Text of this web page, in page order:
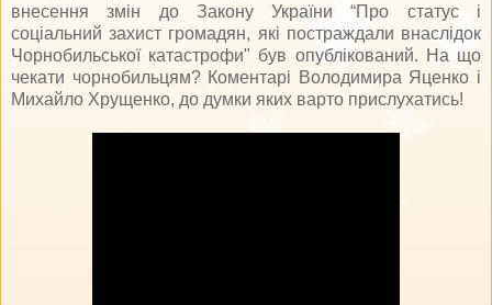
внесення змін до Закону України “Про статус і
соціальний захист громадян, які постраждали внаслідок
Чорнобильської катастрофи" був опублікований. На що
чекати чорнобильцям? Коментарі Володимира Яценко і
Михайло Хрущенко, до думки яких варто прислухатись!